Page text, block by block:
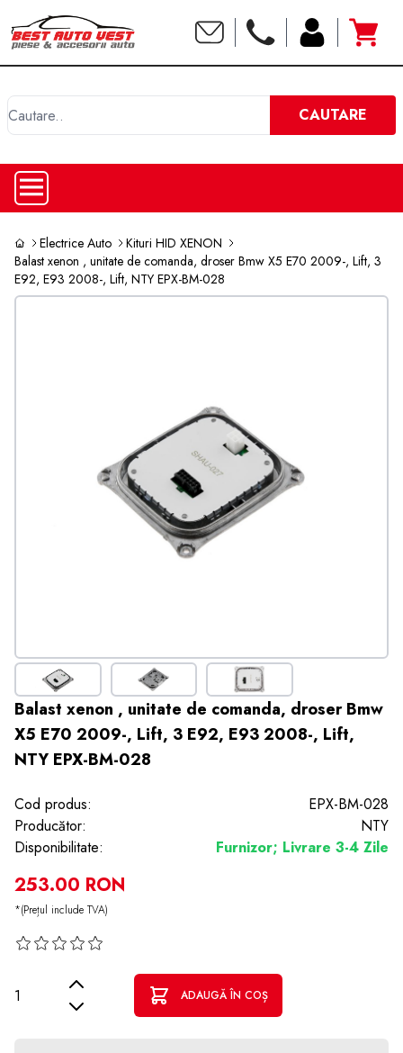
CAUTARE
Electrice Auto
Kituri HID XENON
Balast xenon , unitate de comanda, droser Bmw X5 E70 2009-, Lift, 3
E92, E93 2008-, Lift, NTY EPX-BM-028
Balast xenon , unitate de comanda, droser Bmw
X5 E70 2009-, Lift, 3 E92, E93 2008-, Lift,
NTY EPX-BM-028
Cod produs:
EPX-BM-028
Producător:
NTY
Disponibilitate:
Furnizor; Livrare 3-4 Zile
253.00 RON
*(Prețul include TVA)
ADAUGĂ ÎN COȘ